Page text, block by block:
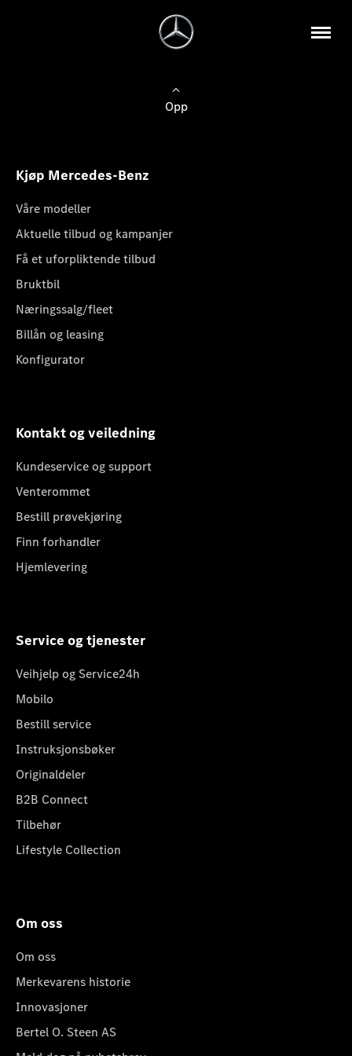
Opp
Kjøp Mercedes-Benz
Våre modeller
Aktuelle tilbud og kampanjer
Få et uforpliktende tilbud
Bruktbil
Næringssalg/fleet
Billån og leasing
Konfigurator
Kontakt og veiledning
Kundeservice og support
Venterommet
Bestill prøvekjøring
Finn forhandler
Hjemlevering
Service og tjenester
Veihjelp og Service24h
Mobilo
Bestill service
Instruksjonsbøker
Originaldeler
B2B Connect
Tilbehør
Lifestyle Collection
Om oss
Om oss
Merkevarens historie
Innovasjoner
Bertel O. Steen AS